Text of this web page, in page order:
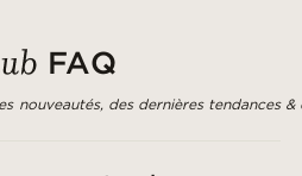
FAQ
nouveautés, des dernières tendances &